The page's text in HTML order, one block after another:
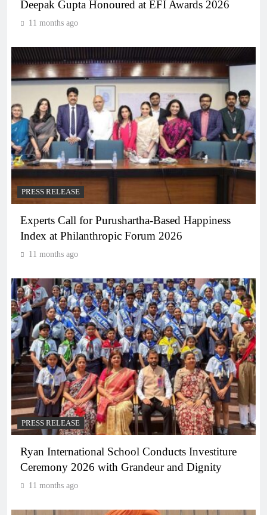
Deepak Gupta Honoured at EFI Awards 2026
11 months ago
PRESS RELEASE
Experts Call for Purushartha-Based Happiness
Index at Philanthropic Forum 2026
11 months ago
PRESS RELEASE
Ryan International School Conducts Investiture
Ceremony 2026 with Grandeur and Dignity
11 months ago